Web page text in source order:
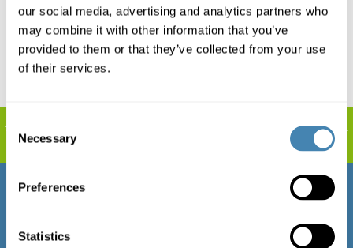
our social media, advertising and analytics partners who
may combine it with other information that you’ve
provided to them or that they’ve collected from your use
of their services.
Consent
Selection
Necessary
Preferences
Statistics
Ci fa molto piacere avervi trovati. Per eventuali dubbi, non
esitate a contattarci tramite telefono, email o richieste
online.
totali) è compreso tra CHF 261 e CHF 521, il tasso di interesse è del
4,9% - 9,9%. La
rata è compresa tra CHF 855,1 e CHF 877,00 al mese. La concessione di credito è
vietata se ciò comporta un indebitamento eccessivo. (Art. 3 UWG).